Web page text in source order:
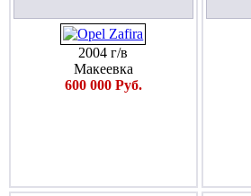
2004 г/в
Макеевка
600 000 Руб.